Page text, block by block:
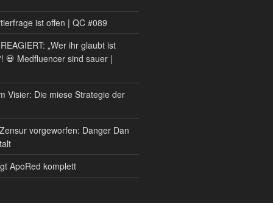
ist offen | QC #089
„Wer ihr glaubt ist
💀 Medfluencer sind sauer |
Visier: Die miese Strategie der
vorgeworfen: Danger Dan
ApoRed komplett